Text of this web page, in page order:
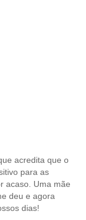
acredita que o
para as
acaso. Uma mãe
deu e agora
dias!